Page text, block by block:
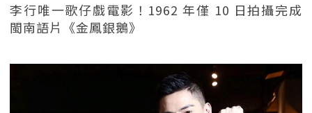
李行唯一歌仔戲電影！1962 年僅 10 日拍攝完成
閩南語片《金鳳銀鵝》